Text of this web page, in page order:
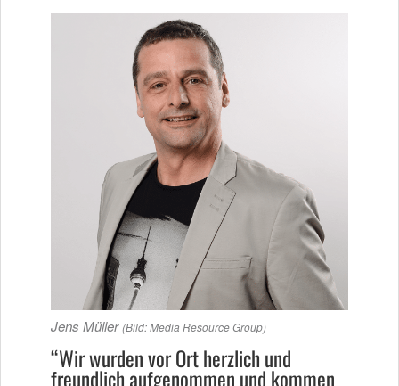
Jens Müller (Bild: Media Resource Group)
“Wir wurden vor Ort herzlich und
freundlich aufgenommen und kommen